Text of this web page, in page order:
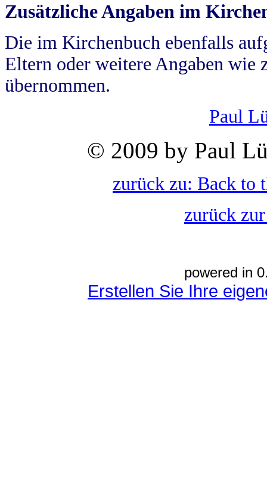
Zusätzliche Angaben im
Die im Kirchenbuch ebenfalls
Eltern oder weitere Angaben wie
übernommen.
Paul
© 2009 by Paul
zurück zu: Back to
zurück
powered in
Erstellen Sie Ihre